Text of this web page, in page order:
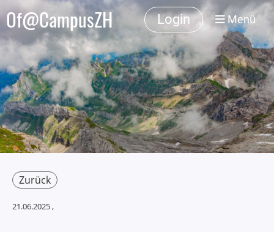
Of@CampusZH Login Menü
Zurück
21.06.2025,